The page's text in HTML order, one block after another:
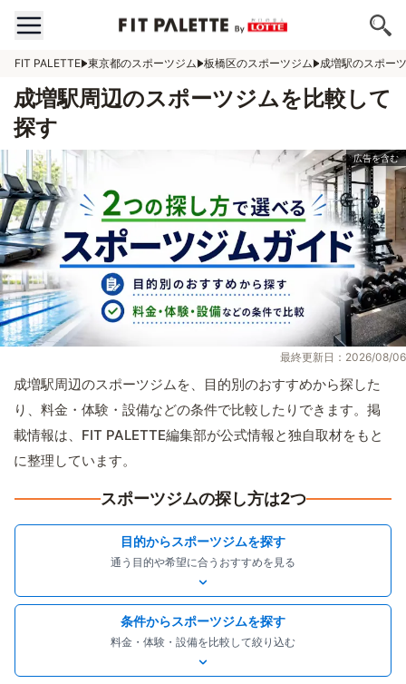
FIT PALETTE 東京都のスポーツジム 板橋区のスポーツジム 成増駅のスポー
成増駅周辺のスポーツジムを比較して
探す
最終更新日：2026/08/06
成増駅周辺のスポーツジムを、目的別のおすすめから探した
り、料金・体験・設備などの条件で比較したりできます。掲
載情報は、FIT PALETTE編集部が公式情報と独自取材をもと
に整理しています。
スポーツジムの探し方は2つ
目的からスポーツジムを探す
通う目的や希望に合うおすすめを見る
条件からスポーツジムを探す
料金・体験・設備を比較して絞り込む